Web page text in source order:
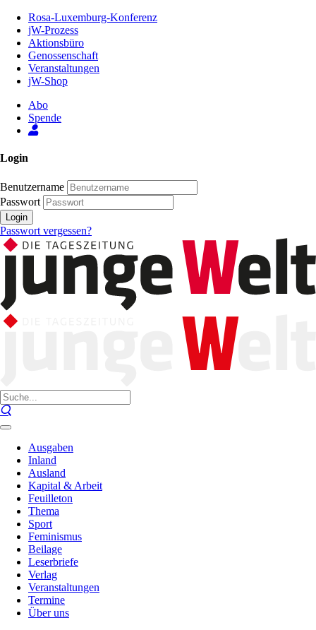
Inhalt
Seite
Rosa-Luxemburg-Konferenz
jW-Prozess
Aktionsbüro
Genossenschaft
Veranstaltungen
jW-Shop
Abo
Spende
Login
Benutzername
Passwort
Login
Passwort vergessen?
Ausgaben
Inland
Ausland
Kapital & Arbeit
Feuilleton
Thema
Sport
Feminismus
Beilage
Leserbriefe
Verlag
Veranstaltungen
Termine
Über uns